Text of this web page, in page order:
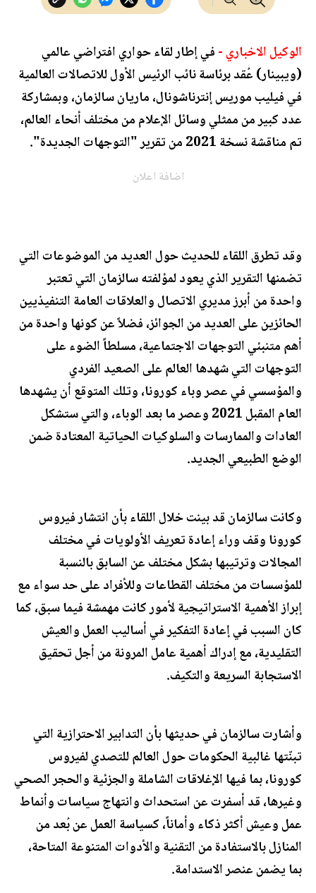
الوكيل الاخباري -في إطار لقاء حواري افتراضي عالمي
(ويبينار) عُقد برئاسة نائب الرئيس الأول للاتصالات العالمية
في فيليب موريس إنترناشونال، ماريان سالزمان، وبمشاركة
عدد كبير من ممثلي وسائل الإعلام من مختلف أنحاء العالم،
تم مناقشة نسخة 2021 من تقرير "التوجهات الجديدة".
اضافة اعلان
وقد تطرق اللقاء للحديث حول العديد من الموضوعات التي
تضمنها التقرير الذي يعود لمؤلفته سالزمان التي تعتبر
واحدة من أبرز مديري الاتصال والعلاقات العامة التنفيذيين
الحائزين على العديد من الجوائز، فضلاً عن كونها واحدة من
أهم متنبئي التوجهات الاجتماعية، مسلطاً الضوء على
التوجهات التي شهدها العالم على الصعيد الفردي
والمؤسسي في عصر وباء كورونا، وتلك المتوقع أن يشهدها
العام المقبل 2021 وعصر ما بعد الوباء، والتي ستشكل
العادات والممارسات والسلوكيات الحياتية المعتادة ضمن
الوضع الطبيعي الجديد.
وكانت سالزمان قد بينت خلال اللقاء بأن انتشار فيروس
كورونا وقف وراء إعادة تعريف الأولويات في مختلف
المجالات وترتيبها بشكل مختلف عن السابق بالنسبة
للمؤسسات من مختلف القطاعات وللأفراد على حد سواء مع
إبراز الأهمية الاستراتيجية لأمور كانت مهمشة فيما سبق، كما
كان السبب في إعادة التفكير في أساليب العمل والعيش
التقليدية، مع إدراك أهمية عامل المرونة من أجل تحقيق
الاستجابة السريعة والتكيف.
وأشارت سالزمان في حديثها بأن التدابير الاحترازية التي
تبنّتها غالبية الحكومات حول العالم للتصدي لفيروس
كورونا، بما فيها الإغلاقات الشاملة والجزئية والحجر الصحي
وغيرها، قد أسفرت عن استحداث وانتهاج سياسات وأنماط
عمل وعيش أكثر ذكاء وأماناً، كسياسة العمل عن بُعد من
المنازل بالاستفادة من التقنية والأدوات المتنوعة المتاحة،
بما يضمن عنصر الاستدامة.